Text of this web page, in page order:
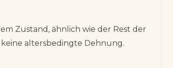
Zustand, ähnlich wie der Rest der
altersbedingte Dehnung.